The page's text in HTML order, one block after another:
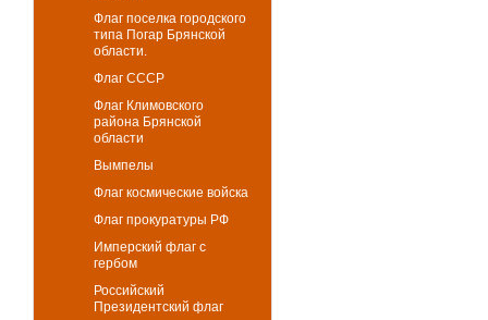
Флаг поселка городского
типа Погар Брянской
области.
Флаг СССР
Флаг Климовского
района Брянской
области
Вымпелы
Флаг космические войска
Флаг прокуратуры РФ
Имперский флаг с
гербом
Российский
Президентский флаг